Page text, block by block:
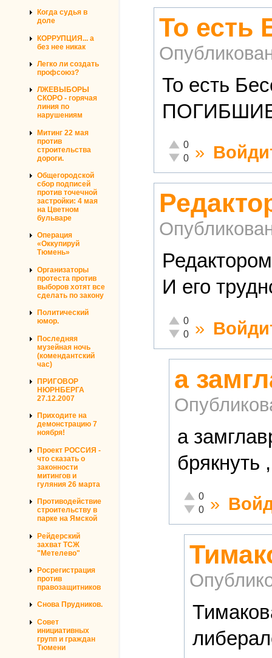
Когда судья в
доле
КОРРУПЦИЯ... а
без нее никак
Легко ли создать
профсоюз?
ЛЖЕВЫБОРЫ
СКОРО - горячая
линия по
нарушениям
Митинг 22 мая
против
строительства
дороги.
Общегородской
сбор подписей
против точечной
застройки: 4 мая
на Цветном
бульваре
Операция
«Оккупируй
Тюмень»
Организаторы
протеста против
выборов хотят все
сделать по закону
Политический
юмор.
Последняя
музейная ночь
(комендантский
час)
ПРИГОВОР
НЮРНБЕРГА
27.12.2007
Приходите на
демонстрацию 7
ноября!
Проект РОССИЯ -
что сказать о
законности
митингов и
гуляния 26 марта
Противодействие
строительству в
парке на Ямской
Рейдерский
захват ТСЖ
"Метелево"
Росрегистрация
против
правозащитников
Снова Прудников.
Совет
инициативных
групп и граждан
Тюмени
То есть
То есть
Отлично!
0
Неадекватно!
0 »
И его
Отлично!
0
Неадекватно!
0 »
а
а
брякнуть
Отлично!
0
Неадекватно!
0 »